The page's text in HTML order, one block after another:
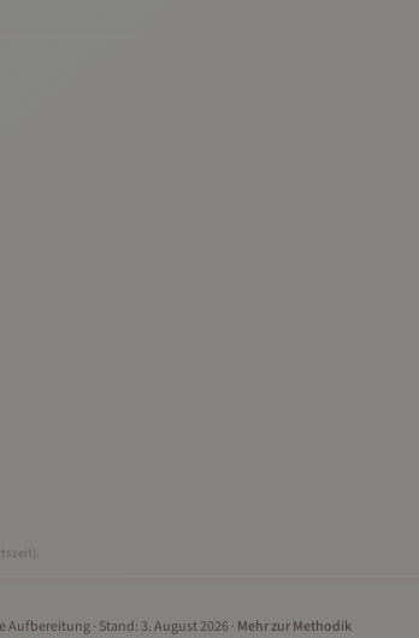
Aufbereitung· Stand: 3. August 2026· Mehr zur Methodik